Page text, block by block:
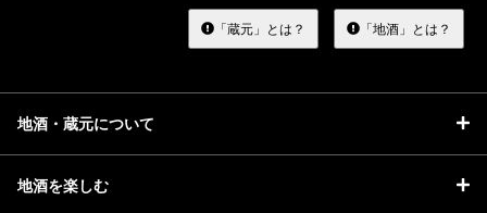
る
「蔵元」とは？ 「地酒」とは？
地酒・蔵元について
地酒を楽しむ